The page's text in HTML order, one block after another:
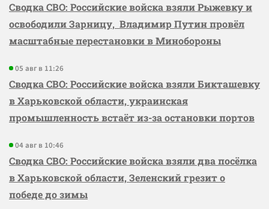
Сводка СВО: Российские войска взяли Рыжевку и
освободили Зарницу, Владимир Путин провёл
масштабные перестановки в Минобороны
05 авг в 11:26
Сводка СВО: Российские войска взяли Бикташевку
в Харьковской области, украинская
промышленность встаёт из-за остановки портов
04 авг в 10:46
Сводка СВО: Российские войска взяли два посёлка
в Харьковской области, Зеленский грезит о
победе до зимы